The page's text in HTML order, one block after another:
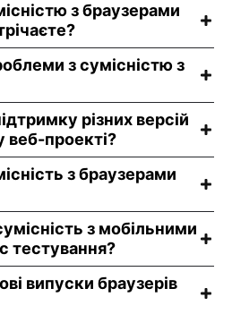
з браузерами
з сумісністю з
різних версій
веб-проекті?
з браузерами
з мобільними
тестування?
випуски браузерів